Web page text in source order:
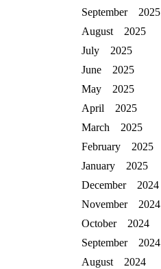
September 2025
August 2025
July 2025
June 2025
May 2025
April 2025
March 2025
February 2025
January 2025
December 2024
November 2024
October 2024
September 2024
August 2024